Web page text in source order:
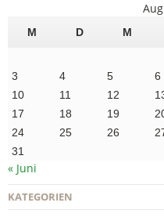
M D M
3
4 5 6
10
11 12
17
18 19
24
25 26
31
« Juni
KATEGORIEN